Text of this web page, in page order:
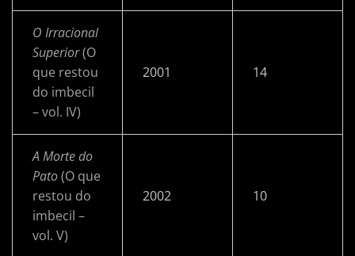
O Irracional
Superior(O
que restou
do imbecil
– vol. IV)
2001 14
A Morte do
Pato(O que
restou do
imbecil –
vol. V)
2002 10